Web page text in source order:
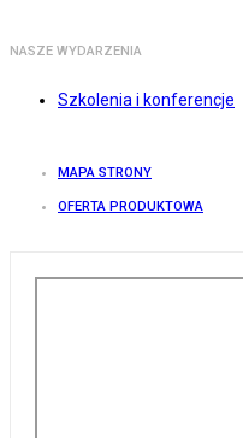
NASZE WYDARZENIA
Szkolenia i konferencje
MAPA STRONY
OFERTA PRODUKTOWA